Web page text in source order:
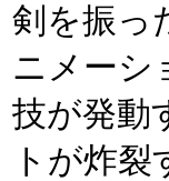
剣を振っ
ニメーシ
技が発動
トが炸